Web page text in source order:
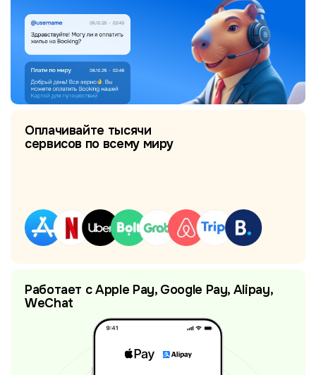
Оплачивайте тысячи
сервисов по всему миру
Работает с Apple Pay, Google Pay, Alipay,
WeChat